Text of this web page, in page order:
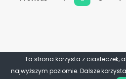
Ta strona korzysta z ciasteczek,
najwyższym poziomie. Dalsze